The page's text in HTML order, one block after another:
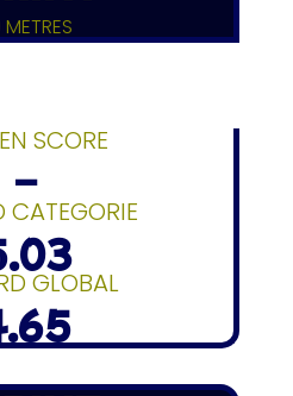
SCORE
–
CATEGORIE
GLOBAL